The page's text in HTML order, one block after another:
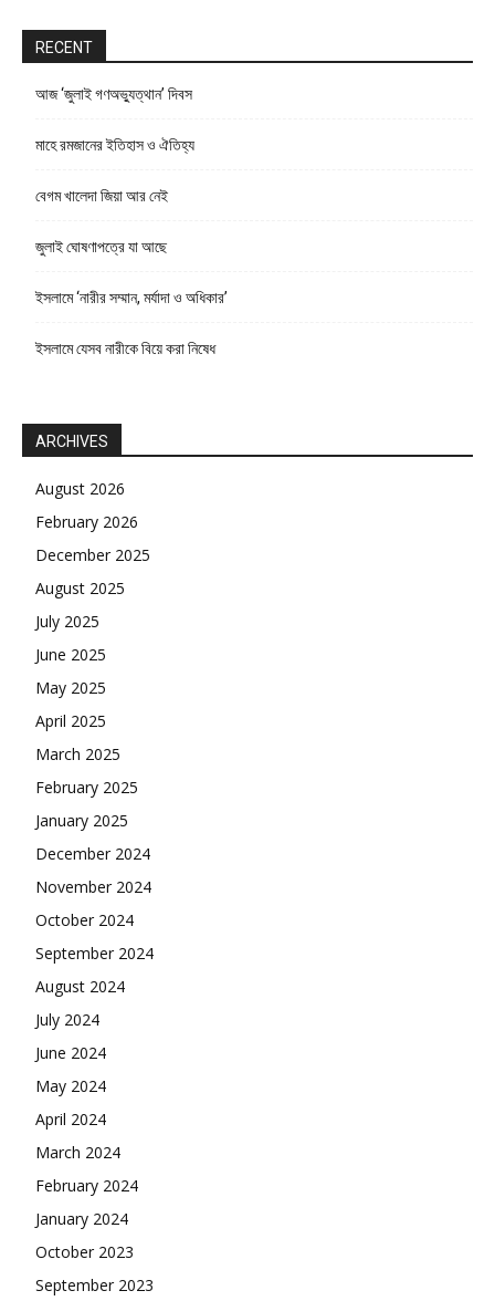
RECENT
আজ ‘জুলাই গণঅভ্যুত্থান’ দিবস
মাহে রমজানের ইতিহাস ও ঐতিহ্য
বেগম খালেদা জিয়া আর নেই
জুলাই ঘোষণাপত্রে যা আছে
ইসলামে ‘নারীর সম্মান, মর্যাদা ও অধিকার’
ইসলামে যেসব নারীকে বিয়ে করা নিষেধ
ARCHIVES
August 2026
February 2026
December 2025
August 2025
July 2025
June 2025
May 2025
April 2025
March 2025
February 2025
January 2025
December 2024
November 2024
October 2024
September 2024
August 2024
July 2024
June 2024
May 2024
April 2024
March 2024
February 2024
January 2024
October 2023
September 2023